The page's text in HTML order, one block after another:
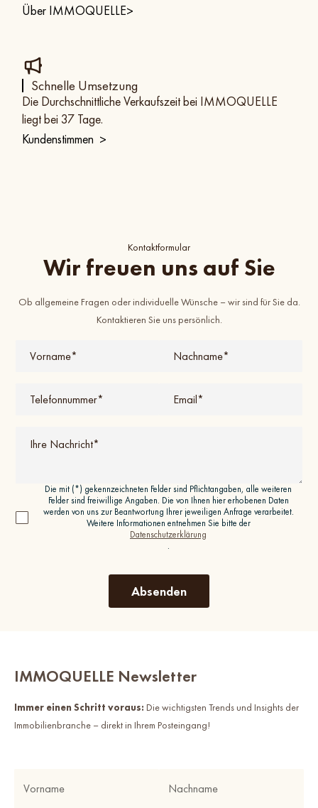
Über IMMOQUELLE>
Schnelle Umsetzung
Die Durchschnittliche Verkaufszeit bei IMMOQUELLE
liegt bei 37 Tage.
Kundenstimmen >
Kontaktformular
Wir freuen uns auf Sie
Ob allgemeine Fragen oder individuelle Wünsche – wir sind für Sie da.
Kontaktieren Sie uns persönlich.
Die mit (*) gekennzeichneten Felder sind Pflichtangaben, alle weiteren
Felder sind freiwillige Angaben. Die von Ihnen hier erhobenen Daten
werden von uns zur Beantwortung Ihrer jeweiligen Anfrage verarbeitet.
Weitere Informationen entnehmen Sie bitte der
Datenschutzerklärung
.
IMMOQUELLE Newsletter
Immer einen Schritt voraus: Die wichtigsten Trends und Insights der
Immobilienbranche – direkt in Ihrem Posteingang!